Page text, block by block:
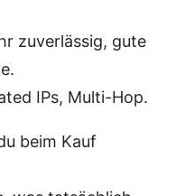
zuverlässig, gute
IPs, Multi-Hop.
beim Kauf